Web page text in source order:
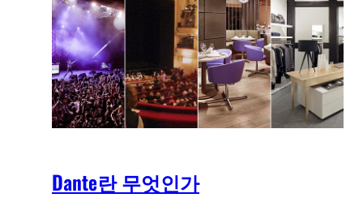
Dante란 무엇인가